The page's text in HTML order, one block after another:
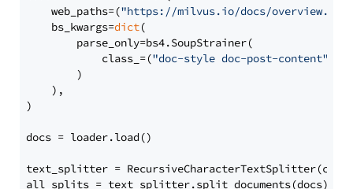
    web_paths=(
"https://milvus.io/docs/overview.md"
    bs_kwargs=
dict(
        parse_only=bs4.SoupStrainer(
            class_=(
"doc-style doc-post-content"
        )
    ),
)
docs = loader.load()
text_splitter =
all_splits = text_splitter.split_documents(docs)